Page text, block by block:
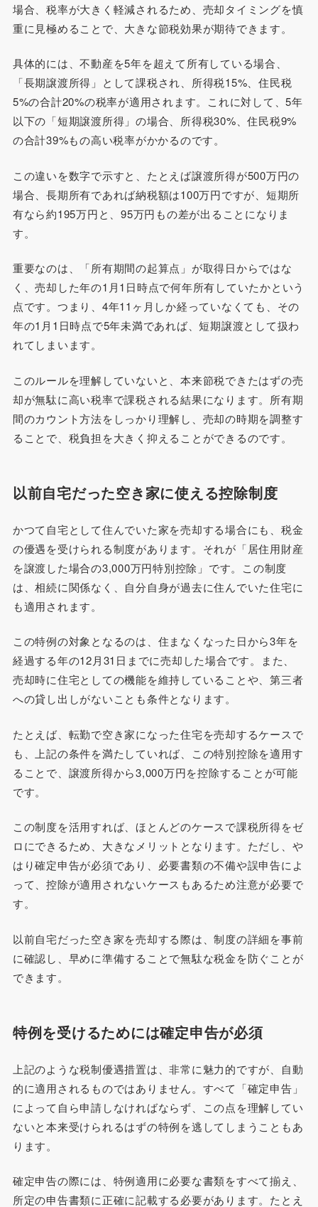
場合、税率が大きく軽減されるため、売却タイミングを慎
重に見極めることで、大きな節税効果が期待できます。
具体的には、不動産を5年を超えて所有している場合、
「長期譲渡所得」として課税され、所得税15%、住民税
5%の合計20%の税率が適用されます。これに対して、5年
以下の「短期譲渡所得」の場合、所得税30%、住民税9%
の合計39%もの高い税率がかかるのです。
この違いを数字で示すと、たとえば譲渡所得が500万円の
場合、長期所有であれば納税額は100万円ですが、短期所
有なら約195万円と、95万円もの差が出ることになりま
す。
重要なのは、「所有期間の起算点」が取得日からではな
く、売却した年の1月1日時点で何年所有していたかという
点です。つまり、4年11ヶ月しか経っていなくても、その
年の1月1日時点で5年未満であれば、短期譲渡として扱わ
れてしまいます。
このルールを理解していないと、本来節税できたはずの売
却が無駄に高い税率で課税される結果になります。所有期
間のカウント方法をしっかり理解し、売却の時期を調整す
ることで、税負担を大きく抑えることができるのです。
以前自宅だった空き家に使える控除制度
かつて自宅として住んでいた家を売却する場合にも、税金
の優遇を受けられる制度があります。それが「居住用財産
を譲渡した場合の3,000万円特別控除」です。この制度
は、相続に関係なく、自分自身が過去に住んでいた住宅に
も適用されます。
この特例の対象となるのは、住まなくなった日から3年を
経過する年の12月31日までに売却した場合です。また、
売却時に住宅としての機能を維持していることや、第三者
への貸し出しがないことも条件となります。
たとえば、転勤で空き家になった住宅を売却するケースで
も、上記の条件を満たしていれば、この特別控除を適用す
ることで、譲渡所得から3,000万円を控除することが可能
です。
この制度を活用すれば、ほとんどのケースで課税所得をゼ
ロにできるため、大きなメリットとなります。ただし、や
はり確定申告が必須であり、必要書類の不備や誤申告によ
って、控除が適用されないケースもあるため注意が必要で
す。
以前自宅だった空き家を売却する際は、制度の詳細を事前
に確認し、早めに準備することで無駄な税金を防ぐことが
できます。
特例を受けるためには確定申告が必須
上記のような税制優遇措置は、非常に魅力的ですが、自動
的に適用されるものではありません。すべて「確定申告」
によって自ら申請しなければならず、この点を理解してい
ないと本来受けられるはずの特例を逃してしまうこともあ
ります。
確定申告の際には、特例適用に必要な書類をすべて揃え、
所定の申告書類に正確に記載する必要があります。たとえ